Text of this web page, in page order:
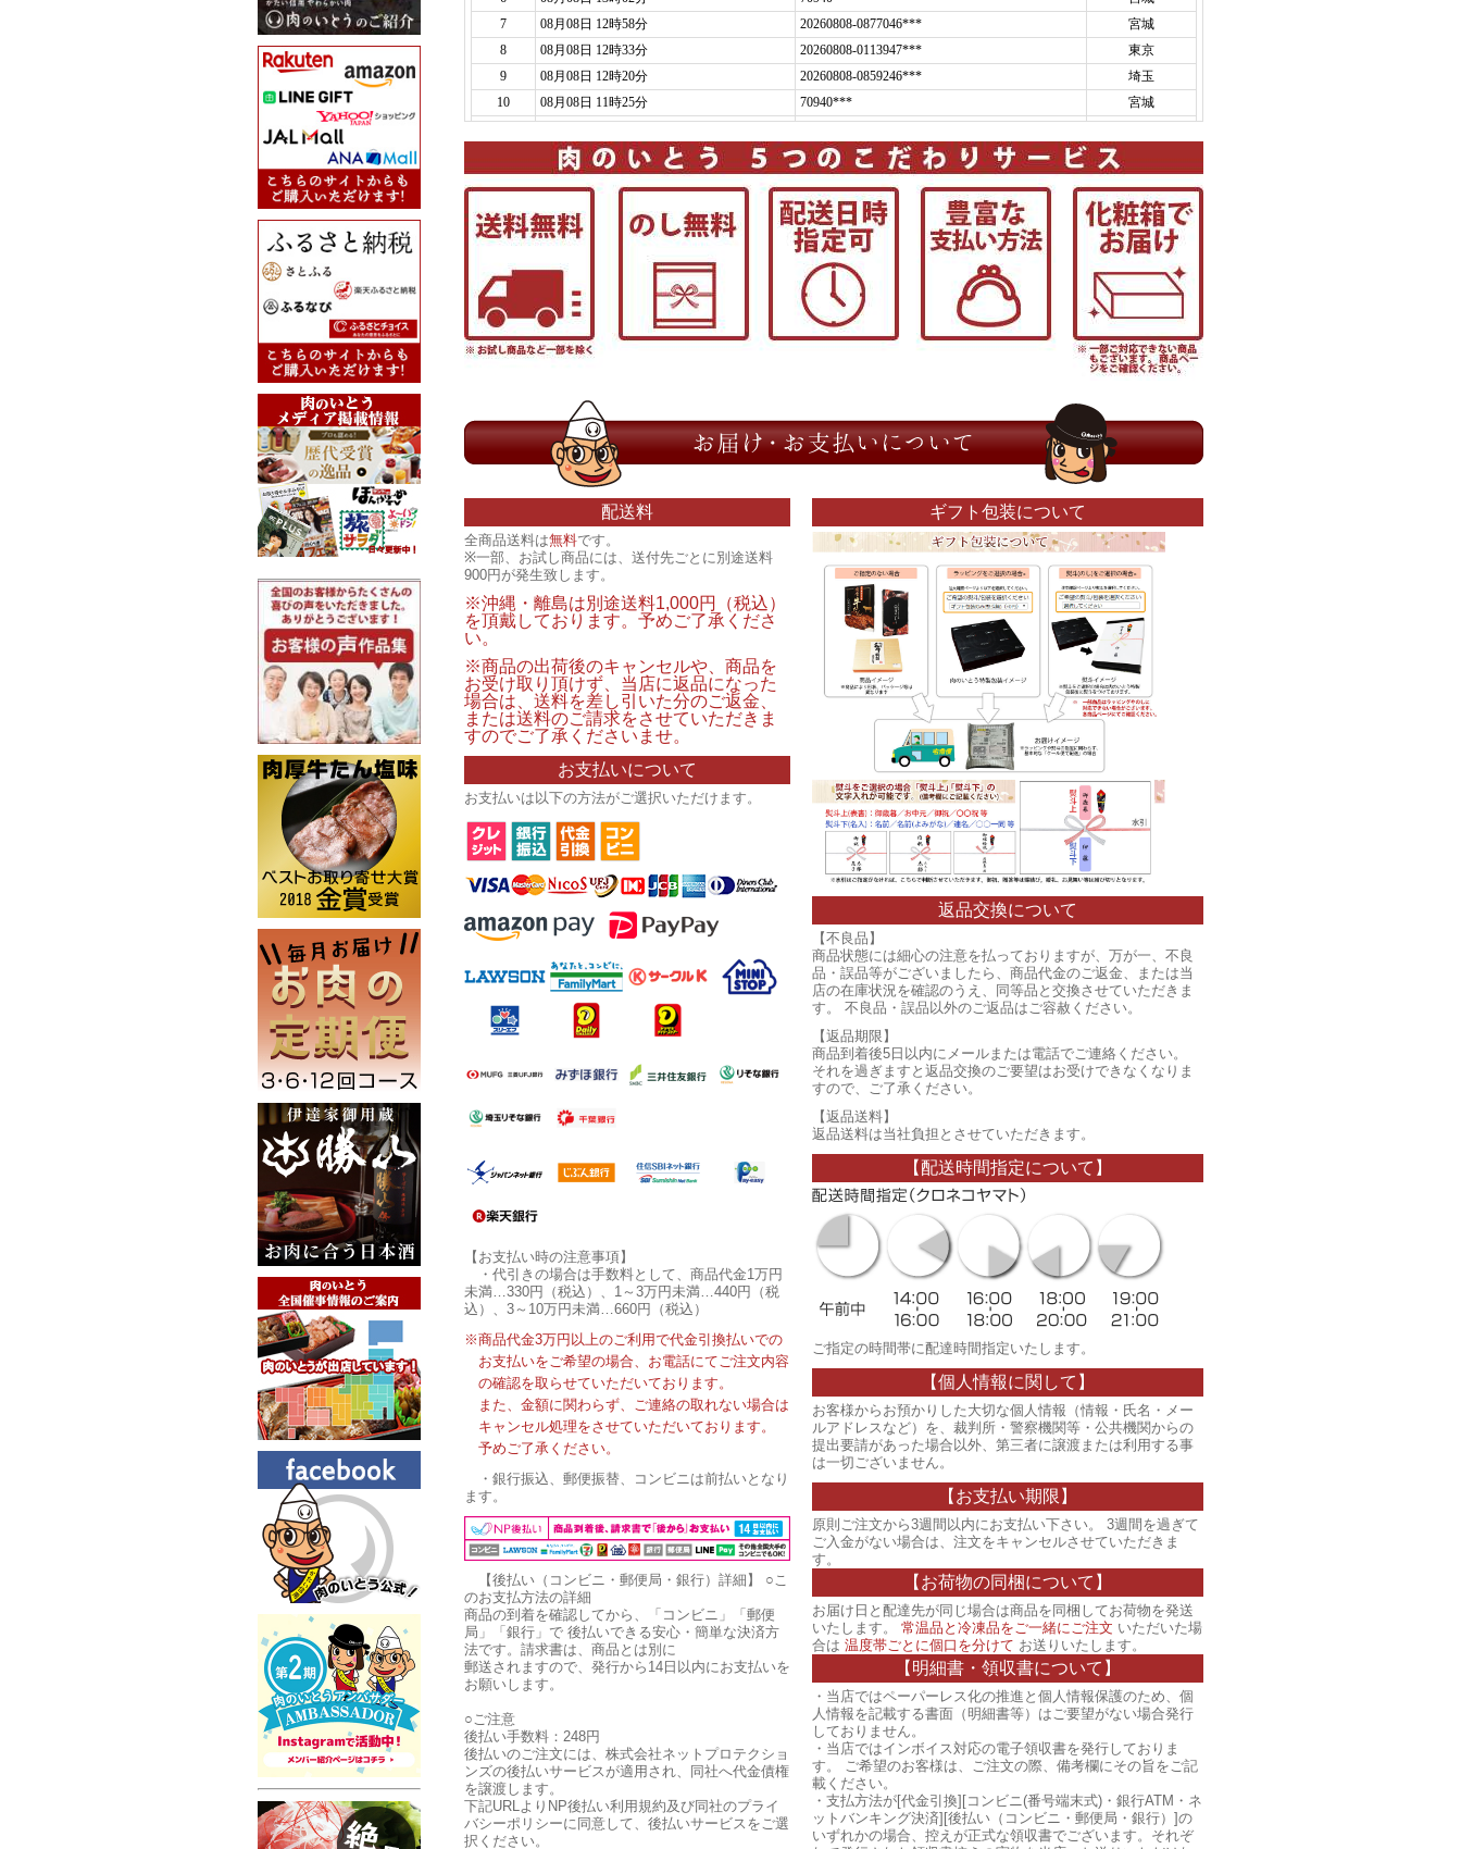
配送料
全商品送料は無料です。
※一部、お試し商品には、送付先ごとに別途送料
900円が発生致します。
※沖縄・離島は別途送料1,000円（税込）
を頂戴しております。予めご了承くださ
い。
※商品の出荷後のキャンセルや、商品を
お受け取り頂けず、当店に返品になった
場合は、送料を差し引いた分のご返金、
または送料のご請求をさせていただきま
すのでご了承くださいませ。
お支払いについて
お支払いは以下の方法がご選択いただけます。
【お支払い時の注意事項】
・代引きの場合は手数料として、商品代金1万円
未満…330円（税込）、1～3万円未満…440円（税
込）、3～10万円未満…660円（税込）
※商品代金3万円以上のご利用で代金引換払いでの
お支払いをご希望の場合、お電話にてご注文内容
の確認を取らせていただいております。
また、金額に関わらず、ご連絡の取れない場合は
キャンセル処理をさせていただいております。
予めご了承ください。
・銀行振込、郵便振替、コンビニは前払いとなり
ます。
【後払い（コンビニ・郵便局・銀行）詳細】
○こ
のお支払方法の詳細
商品の到着を確認してから、「コンビニ」「郵便
局」「銀行」で 後払いできる安心・簡単な決済方
法です。請求書は、商品とは別に
郵送されますので、発行から14日以内にお支払いを
お願いします。
○ご注意
後払い手数料：248円
後払いのご注文には、株式会社ネットプロテクショ
ンズの後払いサービスが適用され、同社へ代金債権
を譲渡します。
下記URLよりNP後払い利用規約及び同社のプライ
バシーポリシーに同意して、後払いサービスをご選
択ください。
ギフト包装について
返品交換について
【不良品】
商品状態には細心の注意を払っておりますが、万が一、不良
品・誤品等がございましたら、商品代金のご返金、または当
店の在庫状況を確認のうえ、同等品と交換させていただきま
す。 不良品・誤品以外のご返品はご容赦ください。
【返品期限】
商品到着後5日以内にメールまたは電話でご連絡ください。
それを過ぎますと返品交換のご要望はお受けできなくなりま
すので、ご了承ください。
【返品送料】
返品送料は当社負担とさせていただきます。
【配送時間指定について】
ご指定の時間帯に配達時間指定いたします。
【個人情報に関して】
お客様からお預かりした大切な個人情報（情報・氏名・メー
ルアドレスなど）を、裁判所・警察機関等・公共機関からの
提出要請があった場合以外、第三者に譲渡または利用する事
は一切ございません。
【お支払い期限】
原則ご注文から3週間以内にお支払い下さい。 3週間を過ぎて
ご入金がない場合は、注文をキャンセルさせていただきま
す。
【お荷物の同梱について】
お届け日と配達先が同じ場合は商品を同梱してお荷物を発送
いたします。 常温品と冷凍品をご一緒にご注文 いただいた場
合は 温度帯ごとに個口を分けて お送りいたします。
【明細書・領収書について】
・当店ではペーパーレス化の推進と個人情報保護のため、個
人情報を記載する書面（明細書等）はご要望がない場合発行
しておりません。
・当店ではインボイス対応の電子領収書を発行しておりま
す。 ご希望のお客様は、ご注文の際、備考欄にその旨をご記
載ください。
・支払方法が[代金引換][コンビニ(番号端末式)・銀行ATM・ネ
ットバンキング決済][後払い（コンビニ・郵便局・銀行）]の
いずれかの場合、控えが正式な領収書でございます。それぞ